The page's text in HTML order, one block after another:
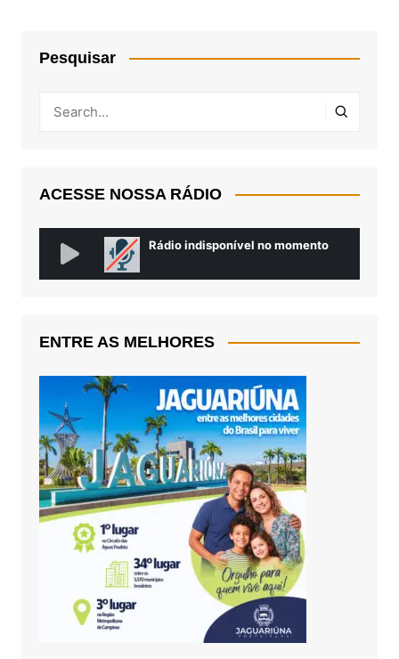
Pesquisar
ACESSE NOSSA RÁDIO
ENTRE AS MELHORES